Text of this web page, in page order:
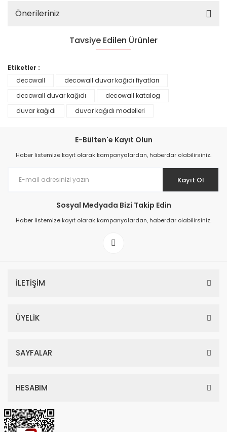
Önerileriniz
Tavsiye Edilen Ürünler
Prime ArtDECO Duvar Kağıdı Tutkalı 500 gr
149,00 TL
Etiketler :
decowall
decowall duvar kağıdı fiyatları
decowall duvar kağıdı
decowall katalog
duvar kağıdı
duvar kağıdı modelleri
E-Bülten'e Kayıt Olun
Haber listemize kayıt olarak kampanyalardan, haberdar olabilirsiniz.
Kayıt Ol
Sosyal Medyada Bizi Takip Edin
Haber listemize kayıt olarak kampanyalardan, haberdar olabilirsiniz.
İLETİŞİM
ÜYELİK
SAYFALAR
HESABIM